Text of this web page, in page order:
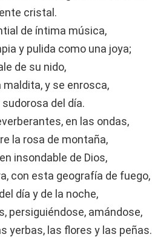
cristal.
de íntima música,
y pulida como una joya;
de su nido,
y se enrosca,
del día.
en las ondas,
la rosa de montaña,
insondable de Dios,
con esta geografía de fuego,
día y de la noche,
persiguiéndose, amándose,
yerbas, las flores y las peñas.